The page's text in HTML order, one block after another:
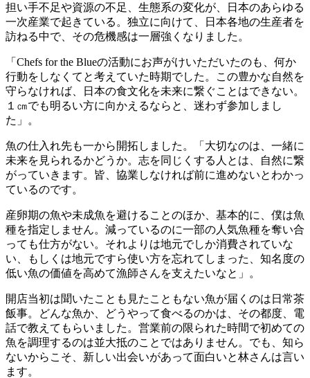
担い手不足や資源の不足、生態系の変化が、日本のあらゆる
一次産業で起きている。独立に向けて、日本各地の生産者を
訪ねる中で、その危機感は一層強くなりました。
「Chefs for the Blueの活動にお声がけいただいたのも、何か
行動をしなくてと考えていた時期でした。この豊かな自然を
守らなければ、日本の食文化を未来に繋ぐことはできない。
１㎝でも明るい方に向かえるならと、迷わず参加しまし
た」。
魚の仕入れ先も一から開拓しました。「大切なのは、一緒に
未来を見られるかどうか。志を同じくする人とは、自然に繋
がっていきます。皆、協業しなければ前に進めないとわかっ
ているのです。
産卵期の魚や未成魚を避けることのほか、基本的に、僕は魚
種を指定しません。減っているのに一部の人気魚種を奪い合
っても仕方がない。それよりは地元でしか消費されていな
い、もしくは地元ですら使い方を忘れてしまった、知名度の
低い魚の価値を高めて漁師さんを支えたいなと」。
開店当初は聞いたことも見たこともない魚が届くのは日常茶
飯事。どんな魚か、どうやって食べるのかは、その都度、電
話で教えてもらいました。営業前の限られた時間で初めての
魚を調理するのは並大抵のことではありません。でも、知ら
ないからこそ、新しい出会いがあって面白いと林さんは言い
ます。